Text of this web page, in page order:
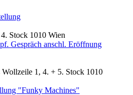
Stock 1010 Wien
Gespräch anschl. Eröffnung
Wollzeile 1, 4. + 5. Stock 1010
"Funky Machines"